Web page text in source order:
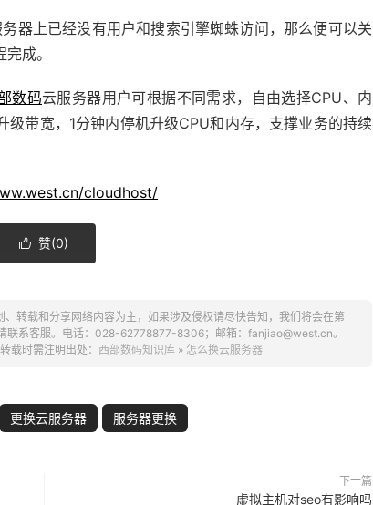
器上已经没有用户和搜索引擎蜘蛛访问，那么便可以关
成。
数码云服务器用户可根据不同需求，自由选择CPU、内
带宽，1分钟内停机升级CPU和内存，支撑业务的持续
cloudhost/
 赞(0)
转载和分享网络内容为主，如果涉及侵权请尽快告知，我们将会在第
联系客服。电话：028-62778877-8306；邮箱：fanjiao@west.cn。
载时需注明出处： 西部数码知识库 » 怎么换云服务器
更换云服务器 服务器更换
下一篇
虚拟主机对seo有影响吗